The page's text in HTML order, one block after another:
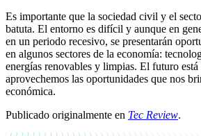
Es importante que la sociedad civil y el
batuta. El entorno es difícil y aunque en
en un periodo recesivo, se presentarán
en algunos sectores de la economía:
energías renovables y limpias. El futuro está
aprovechemos las oportunidades que nos
económica.
Publicado originalmente en Tec Review.